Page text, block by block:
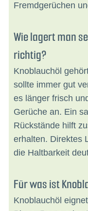
Fremdgerüchen
Wie lagert man
richtig?
Knoblauchöl
sollte immer gut
es länger frisch
Gerüche an. Ein
Rückstände hilft
erhalten. Direktes
die Haltbarkeit
Für was ist
Knoblauchöl